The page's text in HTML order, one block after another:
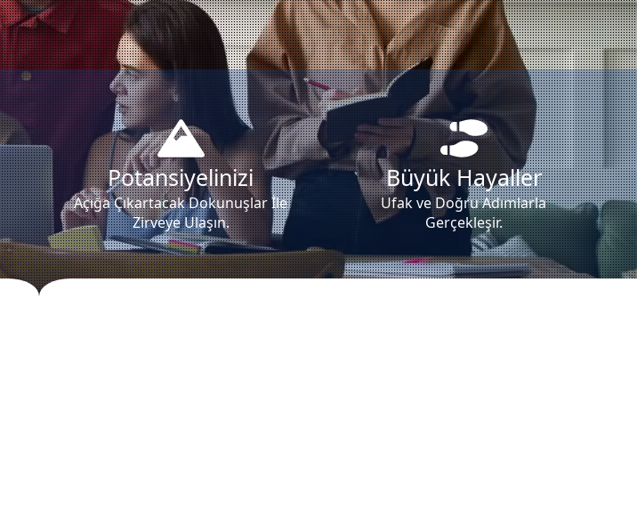
Potansiyelinizi
Açığa Çıkartacak Dokunuşlar İle
Zirveye Ulaşın.
Büyük Hayaller
Ufak ve Doğru Adımlarla
Gerçekleşir.